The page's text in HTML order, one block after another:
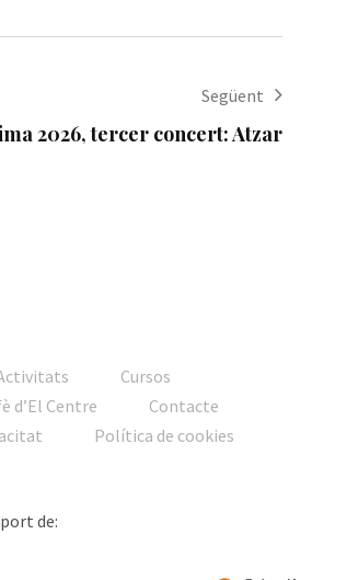
Següent
2026, tercer concert: Atzar
Cursos
d’El Centre
Contacte
Política de cookies
de: